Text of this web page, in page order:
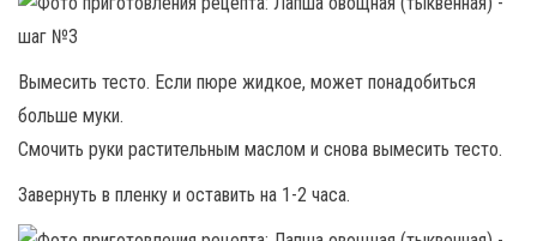
Вымесить тесто. Если пюре жидкое, может понадобиться
больше муки.
Смочить руки растительным маслом и снова вымесить тесто.
Завернуть в пленку и оставить на 1-2 часа.